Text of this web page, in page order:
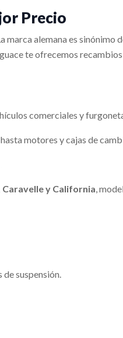
Precio
marca alemana es
te ofrecemos
comerciales y
motores y cajas de
y California,
suspensión.